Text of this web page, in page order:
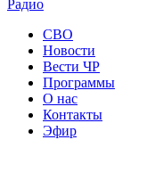
Радио
СВО
Новости
Вести ЧР
Программы
О нас
Контакты
Эфир